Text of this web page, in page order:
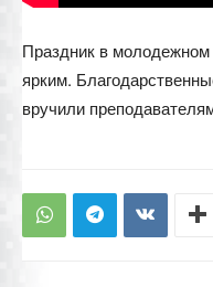
Праздник в молодежном
ярким.
вручили